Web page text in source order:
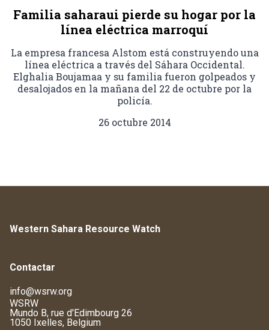
Familia saharaui pierde su hogar por la
línea eléctrica marroquí
La empresa francesa Alstom está construyendo una
línea eléctrica a través del Sáhara Occidental.
Elghalia Boujamaa y su familia fueron golpeados y
desalojados en la mañana del 22 de octubre por la
policía.
26 octubre 2014
Western Sahara Resource Watch
Contactar
info@wsrw.org
WSRW
Mundo B, rue d'Edimbourg 26
1050 Ixelles, Belgium